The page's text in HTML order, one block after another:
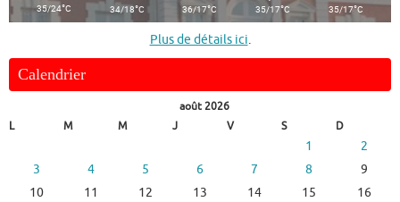
35/24°C 34/18°C 36/17°C 35/17°C 35/17°C
Plus de détails ici.
Calendrier
août 2026
L
M M J V S D
1
2
3
4 5 6 7 8
9
10
11 12 13 14 15
16